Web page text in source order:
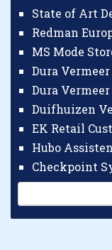
State of Art
Redman
MS Mode
Dura
Dura
Duifhuizen
EK Retail
Hubo